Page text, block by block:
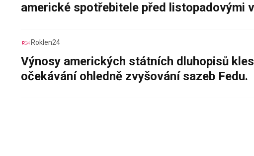
americké spotřebitele před listopadovými
Roklen24
Výnosy amerických státních dluhopisů
očekávání ohledně zvyšování sazeb Fedu.